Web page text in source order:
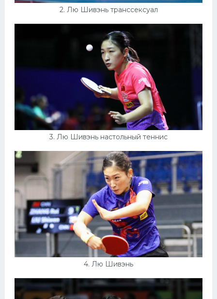
2. Лю Шивэнь транссексуал
3. Лю Шивэнь настольный теннис
4. Лю Шивэнь